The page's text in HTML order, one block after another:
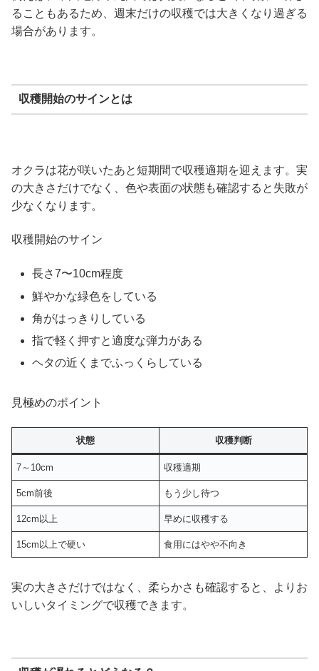
ることもあるため、週末だけの収穫では大きくなり過ぎる
場合があります。
収穫開始のサインとは
オクラは花が咲いたあと短期間で収穫適期を迎えます。実
の大きさだけでなく、色や表面の状態も確認すると失敗が
少なくなります。
収穫開始のサイン
長さ7〜10cm程度
鮮やかな緑色をしている
角がはっきりしている
指で軽く押すと適度な弾力がある
ヘタの近くまでふっくらしている
見極めのポイント
状態 収穫判断
7～10cm 収穫適期
5cm前後 もう少し待つ
12cm以上 早めに収穫する
15cm以上で硬い 食用にはやや不向き
実の大きさだけではなく、柔らかさも確認すると、よりお
いしいタイミングで収穫できます。